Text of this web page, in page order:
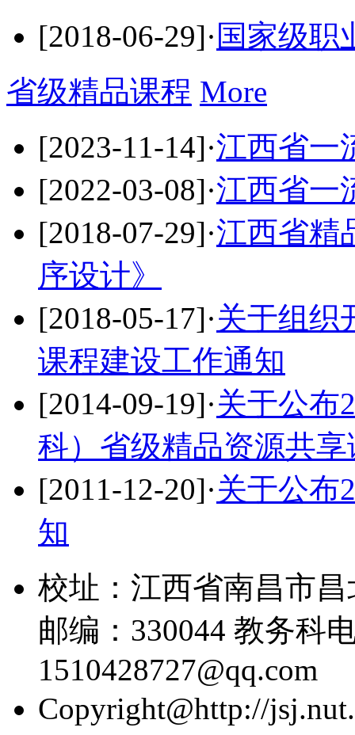
[2018-06-29]· 国家级职
省级精品课程 More
[2023-11-14]·江西省一
[2022-03-08]·江西省一
[2018-07-29]·江西省精
序设计》
[2018-05-17]·关于组织
课程建设工作通知
[2014-09-19]·关于公布
科）省级精品资源共
[2011-12-20]·关于公布
知
校址：江西省南昌市
邮编：330044 教务科
1510428727@qq.com
Copyright@http://